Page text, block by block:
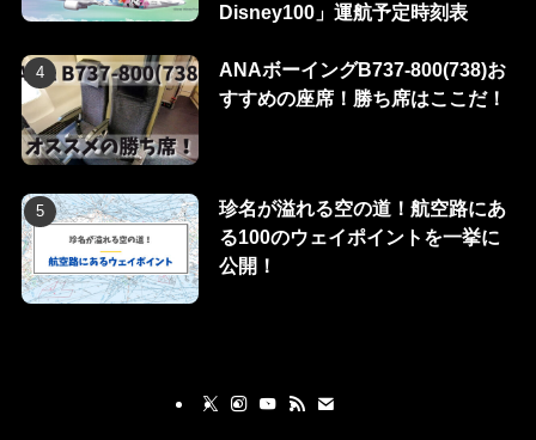
Disney100」運航予定時刻表
ANAボーイングB737-800(738)お
すすめの座席！勝ち席はここだ！
珍名が溢れる空の道！航空路にあ
る100のウェイポイントを一挙に
公開！